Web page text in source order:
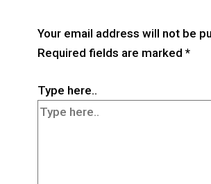
Your email address will not be
Required fields are marked *
Type here..